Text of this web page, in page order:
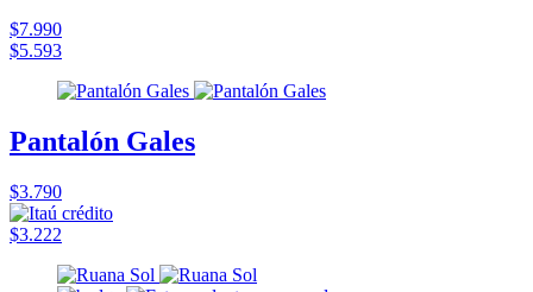
$7.990
$5.593
Pantalón Gales
$3.790
$3.222